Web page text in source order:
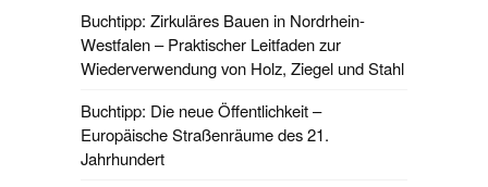
Buchtipp: Zirkuläres Bauen in Nordrhein-
Westfalen – Praktischer Leitfaden zur
Wiederverwendung von Holz, Ziegel und Stahl
Buchtipp: Die neue Öffentlichkeit –
Europäische Straßenräume des 21.
Jahrhundert